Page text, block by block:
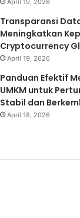
April 19, 2026
Transparansi
Meningkatkan
Cryptocurrency
April 19, 2026
Panduan Efektif
UMKM untuk
Stabil dan
April 18, 2026